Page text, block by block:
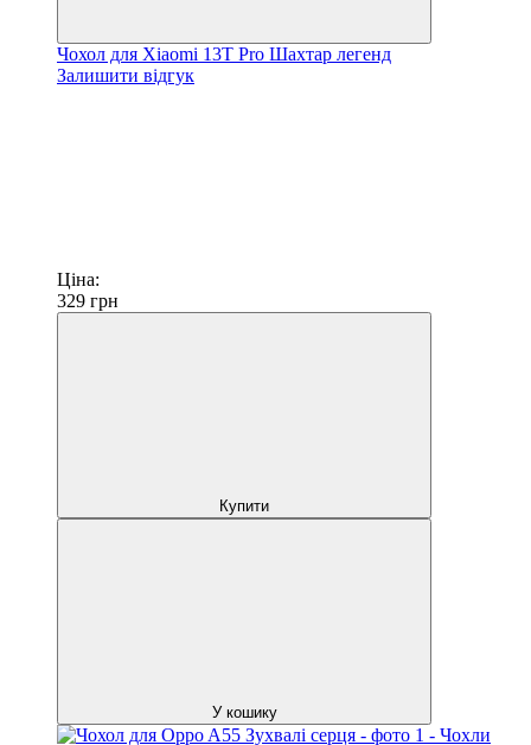
Чохол для Xiaomi 13T Pro Шахтар легенд
Залишити відгук
Ціна:
329 грн
Купити
У кошику